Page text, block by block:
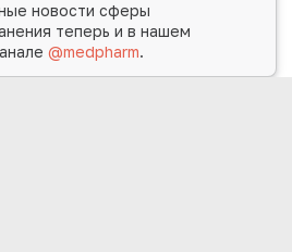
новости сферы
теперь и в нашем
@medpharm.